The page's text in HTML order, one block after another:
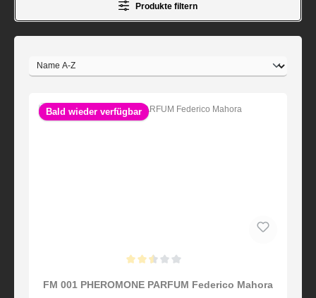
Produkte filtern
Bald wieder verfügbar
FM 001 PHEROMONE PARFUM Federico Mahora